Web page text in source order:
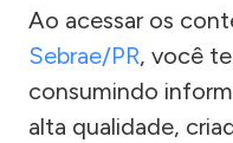
Ao acessar os
Sebrae/PR, você
consumindo
alta qualidade,